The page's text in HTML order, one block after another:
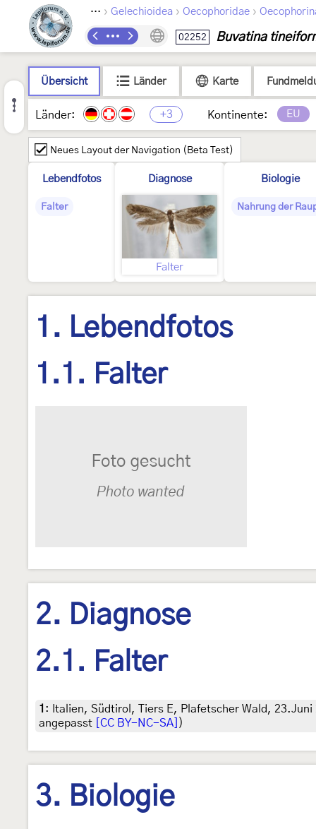
Lepidoptera › Gelechioidea › Oecophoridae ›
02252 Buvatina
Übersicht Länder Karte
Länder: +3 Kontinente: EU
Neues Layout der Navigation (Beta Test)
Lebendfotos
Falter
Diagnose
Falter
Biologie
Nahrung der
1. Lebendfotos
1.1. Falter
2. Diagnose
2.1. Falter
1 :
Italien, Südtirol, Tiers E, Plafetscher Wald,
angepasst
[CC BY-NC-SA] )
3. Biologie